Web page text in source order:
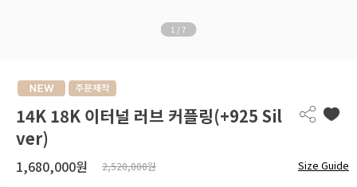
1 / 7
14K 18K 이터널 러브 커플링(+925 Sil
ver)
1,680,000원 2,520,000원 Size Guide